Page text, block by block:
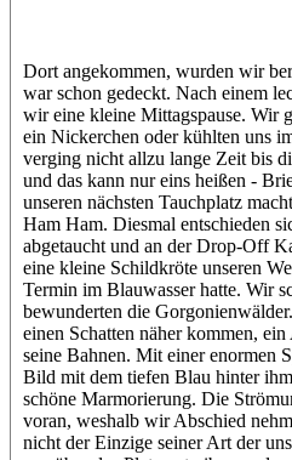
Dort angekommen, wurden wir
war schon gedeckt. Nach einem
wir eine kleine Mittagspause. Wir
ein Nickerchen oder kühlten uns
verging nicht allzu lange Zeit bis
und das kann nur eins heißen -
unseren nächsten Tauchplatz
Ham Ham. Diesmal entschieden
abgetaucht und an der Drop-Off
eine kleine Schildkröte unseren
Termin im Blauwasser hatte. Wir
bewunderten die
einen Schatten näher kommen,
seine Bahnen. Mit einer enormen
Bild mit dem tiefen Blau hinter
schöne Marmorierung. Die
voran, weshalb wir Abschied
nicht der Einzige seiner Art der